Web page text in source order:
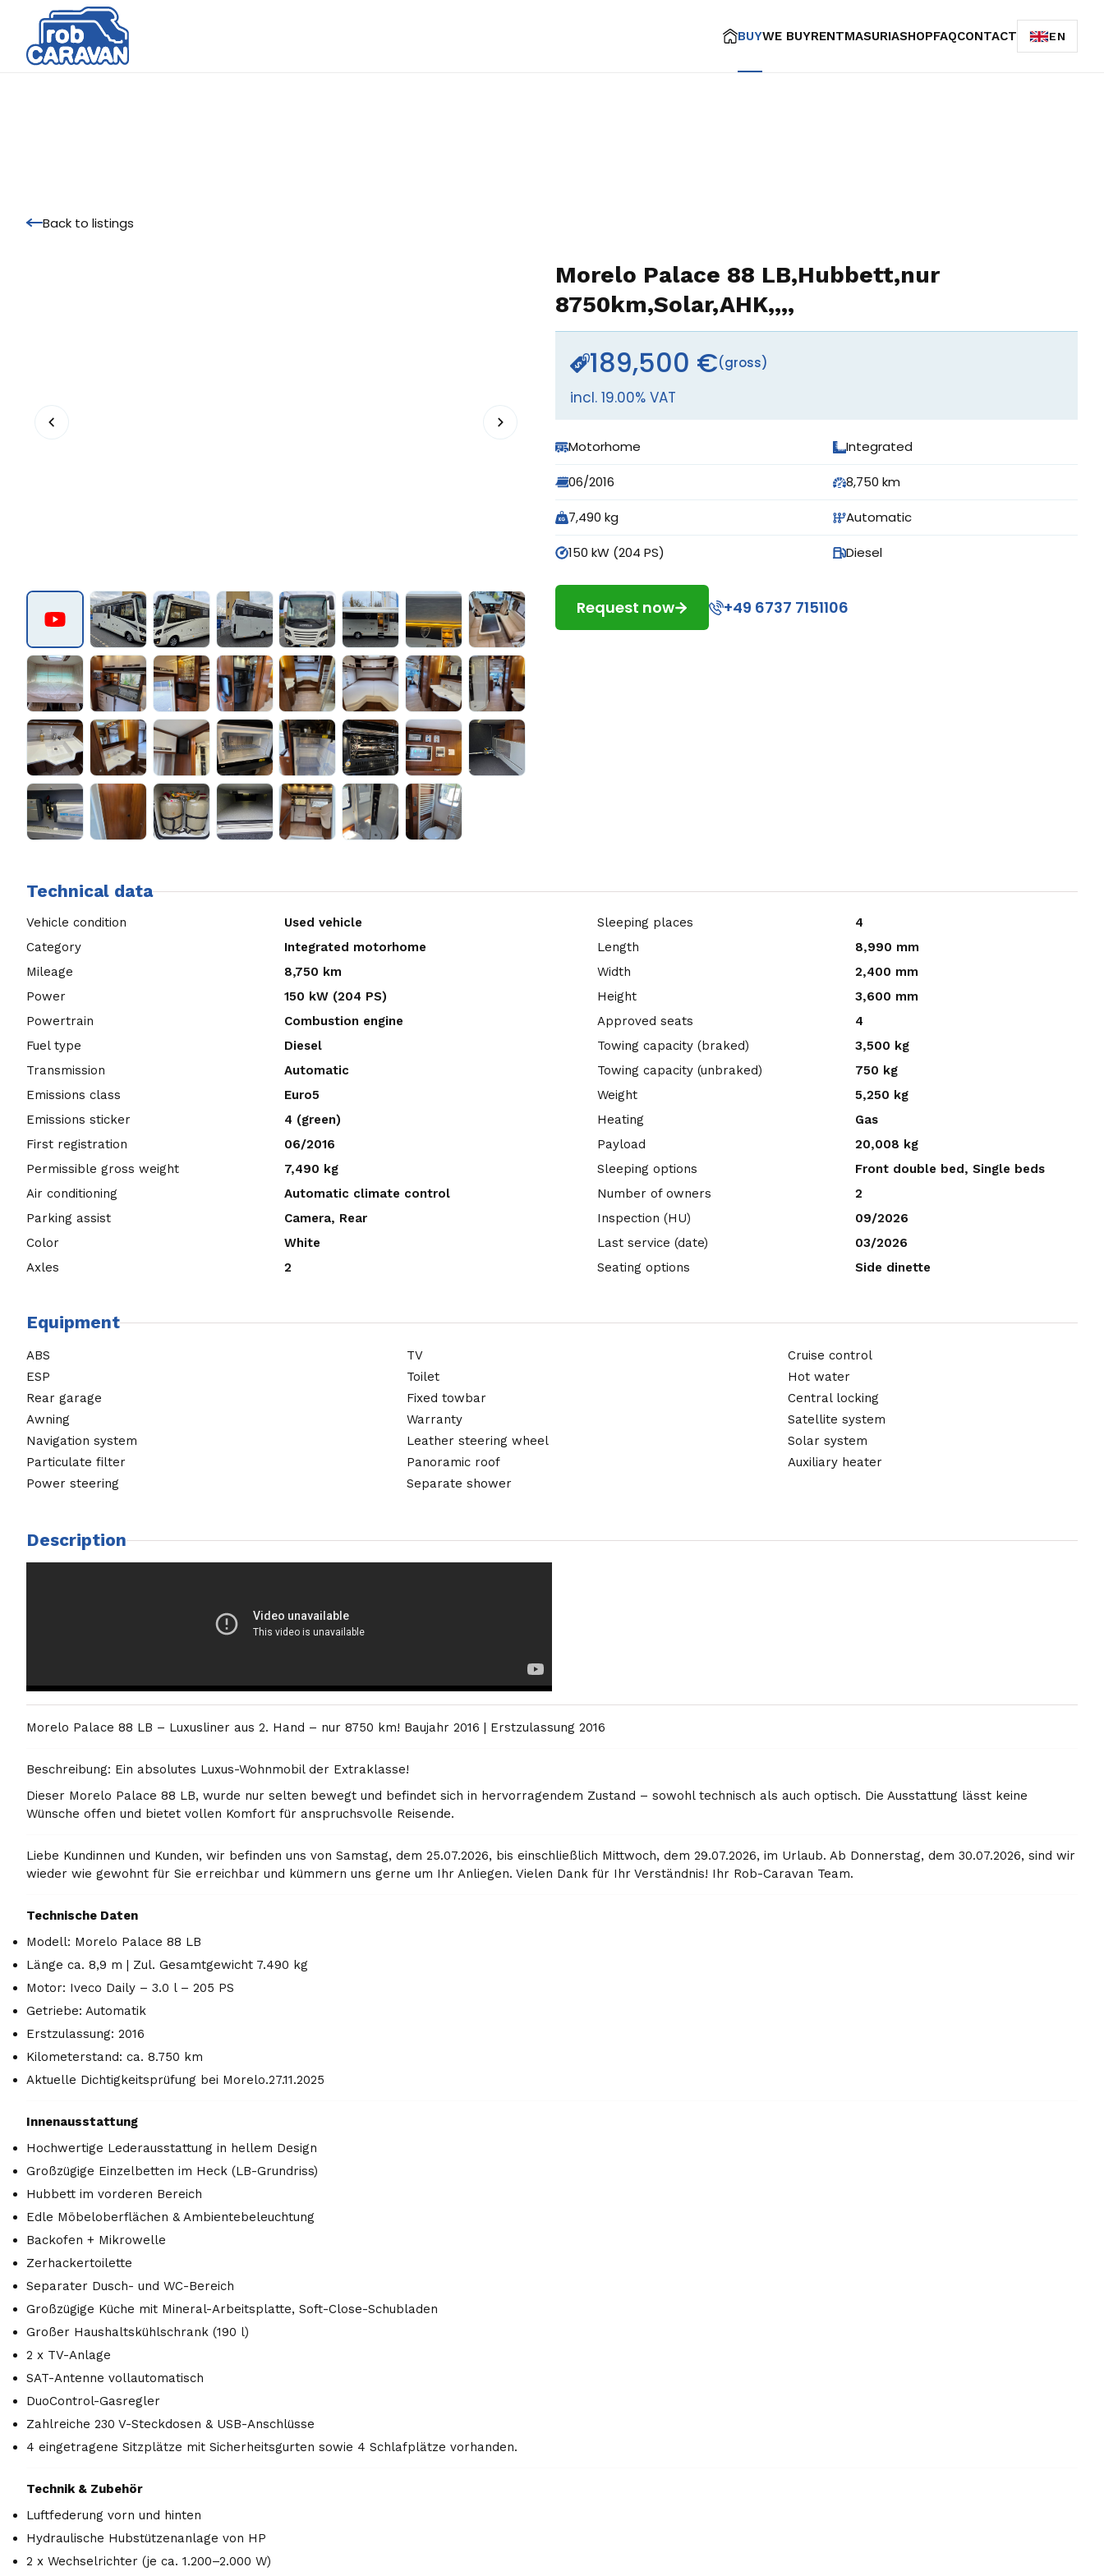
BUYWE BUYRENTMASURIASHOPFAQCONTACT EN
Back to listings
Morelo Palace 88 LB,Hubbett,nur
8750km,Solar,AHK,,,,
189,500 €(gross)
incl. 19.00% VAT
Motorhome Integrated
06/2016 8,750 km
7,490 kg Automatic
150 kW (204 PS) Diesel
Request now +49 6737 7151106
Technical data
Vehicle condition
Used vehicle
Category
Integrated motorhome
Mileage
8,750 km
Power
150 kW (204 PS)
Powertrain
Combustion engine
Fuel type
Diesel
Transmission
Automatic
Emissions class
Euro5
Emissions sticker
4 (green)
First registration
06/2016
Permissible gross weight
7,490 kg
Air conditioning
Automatic climate control
Parking assist
Camera, Rear
Color
White
Axles
2
Sleeping places
4
Length
8,990 mm
Width
2,400 mm
Height
3,600 mm
Approved seats
4
Towing capacity (braked)
3,500 kg
Towing capacity (unbraked)
750 kg
Weight
5,250 kg
Heating
Gas
Payload
20,008 kg
Sleeping options
Front double bed, Single beds
Number of owners
2
Inspection (HU)
09/2026
Last service (date)
03/2026
Seating options
Side dinette
Equipment
ABS
ESP
Rear garage
Awning
Navigation system
Particulate filter
Power steering
TV
Toilet
Fixed towbar
Warranty
Leather steering wheel
Panoramic roof
Separate shower
Cruise control
Hot water
Central locking
Satellite system
Solar system
Auxiliary heater
Description
Morelo Palace 88 LB – Luxusliner aus 2. Hand – nur 8750 km! Baujahr 2016 | Erstzulassung 2016
Beschreibung: Ein absolutes Luxus-Wohnmobil der Extraklasse!
Dieser Morelo Palace 88 LB, wurde nur selten bewegt und befindet sich in hervorragendem Zustand – sowohl technisch als auch optisch. Die Ausstattung lässt keine
Wünsche offen und bietet vollen Komfort für anspruchsvolle Reisende.
Liebe Kundinnen und Kunden, wir befinden uns von Samstag, dem 25.07.2026, bis einschließlich Mittwoch, dem 29.07.2026, im Urlaub. Ab Donnerstag, dem 30.07.2026, sind wir
wieder wie gewohnt für Sie erreichbar und kümmern uns gerne um Ihr Anliegen. Vielen Dank für Ihr Verständnis! Ihr Rob-Caravan Team.
Technische Daten
Modell: Morelo Palace 88 LB
Länge ca. 8,9 m | Zul. Gesamtgewicht 7.490 kg
Motor: Iveco Daily – 3.0 l – 205 PS
Getriebe: Automatik
Erstzulassung: 2016
Kilometerstand: ca. 8.750 km
Aktuelle Dichtigkeitsprüfung bei Morelo.27.11.2025
Innenausstattung
Hochwertige Lederausstattung in hellem Design
Großzügige Einzelbetten im Heck (LB-Grundriss)
Hubbett im vorderen Bereich
Edle Möbeloberflächen & Ambientebeleuchtung
Backofen + Mikrowelle
Zerhackertoilette
Separater Dusch- und WC-Bereich
Großzügige Küche mit Mineral-Arbeitsplatte, Soft-Close-Schubladen
Großer Haushaltskühlschrank (190 l)
2 x TV-Anlage
SAT-Antenne vollautomatisch
DuoControl-Gasregler
Zahlreiche 230 V-Steckdosen & USB-Anschlüsse
4 eingetragene Sitzplätze mit Sicherheitsgurten sowie 4 Schlafplätze vorhanden.
Technik & Zubehör
Luftfederung vorn und hinten
Hydraulische Hubstützenanlage von HP
2 x Wechselrichter (je ca. 1.200–2.000 W)